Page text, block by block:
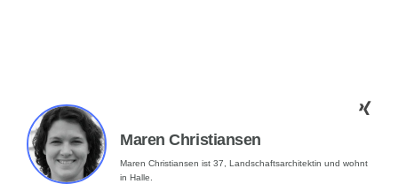
Maren Christiansen
Maren Christiansen ist 37, Landschaftsarchitektin und wohnt
in Halle.